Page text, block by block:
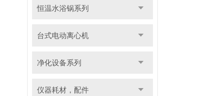
恒温水浴锅系列
台式电动离心机
净化设备系列
仪器耗材，配件